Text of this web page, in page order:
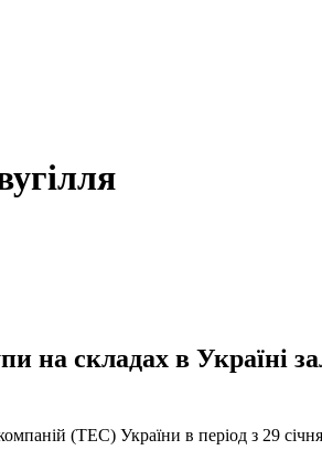
на складах в Україні
(ТЕС) України в період з 29